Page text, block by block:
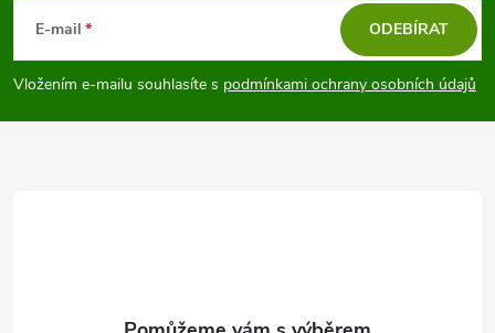
p
a
E-mail
Vložením e-mailu souhlasíte s podmínkami ochrany osobních údajů
ODEBÍRAT